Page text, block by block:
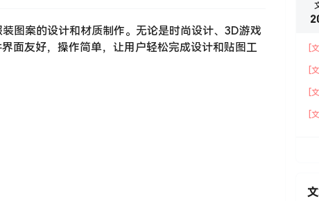
图案的设计和材质制作。无论是时尚设计、3D游戏
面友好，操作简单，让用户轻松完成设计和贴图工
[
[
[
[